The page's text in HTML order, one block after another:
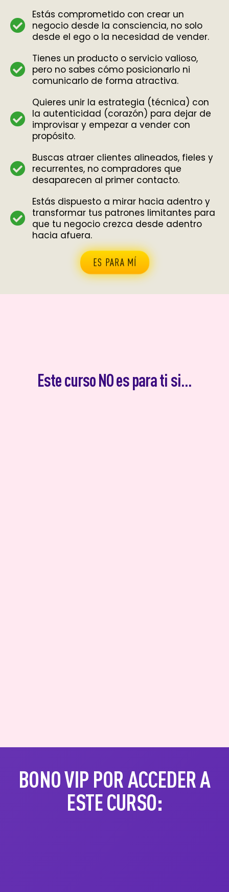
Estás comprometido con crear un
negocio desde la consciencia, no solo
desde el ego o la necesidad de vender.
Tienes un producto o servicio valioso,
pero no sabes cómo posicionarlo ni
comunicarlo de forma atractiva.
Quieres unir la estrategia (técnica) con
la autenticidad (corazón) para dejar de
improvisar y empezar a vender con
propósito.
Buscas atraer clientes alineados, fieles y
recurrentes, no compradores que
desaparecen al primer contacto.
Estás dispuesto a mirar hacia adentro y
transformar tus patrones limitantes para
que tu negocio crezca desde adentro
hacia afuera.
ES PARA MÍ
Este curso NO es para ti si...
BONO VIP POR ACCEDER A
ESTE CURSO: